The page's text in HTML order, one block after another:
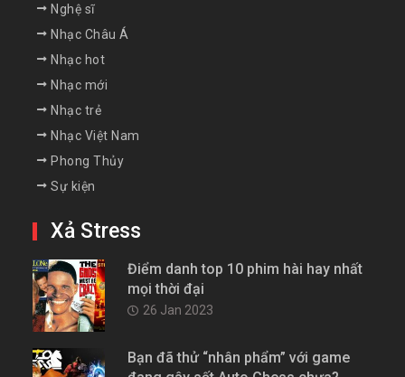
Nghệ sĩ
Nhạc Châu Á
Nhạc hot
Nhạc mới
Nhạc trẻ
Nhạc Việt Nam
Phong Thủy
Sự kiện
Xả Stress
Điểm danh top 10 phim hài hay nhất
mọi thời đại
26 Jan 2023
Bạn đã thử “nhân phẩm” với game